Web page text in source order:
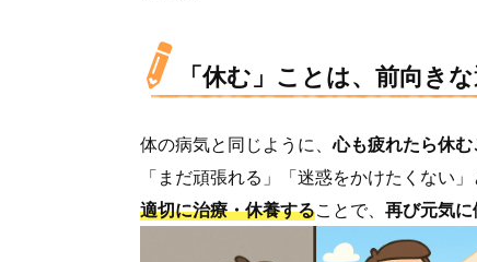
「休む」ことは、前向き
体の病気と同じように、心も疲れたら休む
「まだ頑張れる」「迷惑をかけたくない
適切に治療・休養することで、 再び元気に